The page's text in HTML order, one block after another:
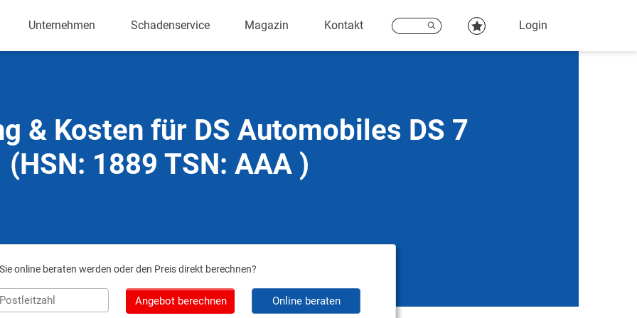
Unternehmen Schadenservice Magazin Kontakt Login
& Kosten für DS Automobiles DS 7
(HSN: 1889 TSN: AAA )
online beraten werden oder den Preis direkt berechnen?
Angebot berechnen Online beraten